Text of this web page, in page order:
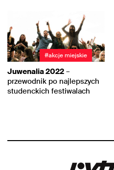
#akcje miejskie
Juwenalia 2022 –
przewodnik po najlepszych
studenckich festiwalach